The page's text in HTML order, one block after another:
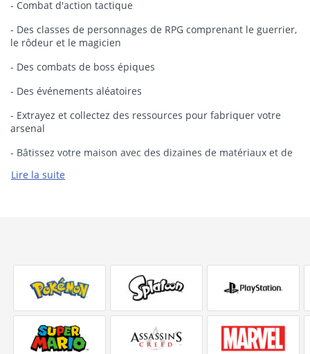
- Combat d'action tactique
- Des classes de personnages de RPG comprenant le guerrier,
le rôdeur et le magicien
- Des combats de boss épiques
- Des événements aléatoires
- Extrayez et collectez des ressources pour fabriquer votre
arsenal
- Bâtissez votre maison avec des dizaines de matériaux et de
Lire la suite